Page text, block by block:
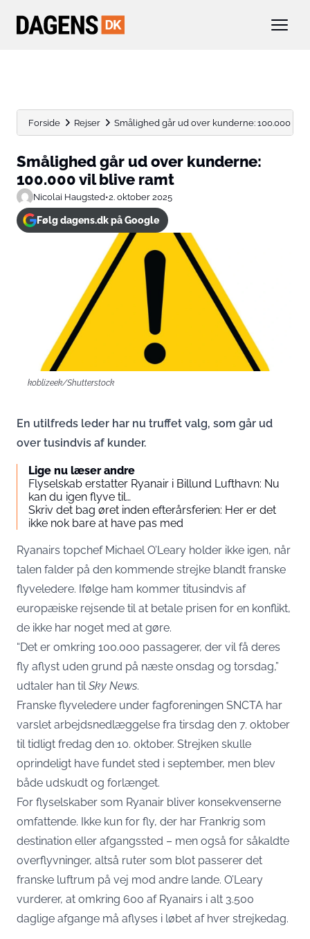
Forside Rejser Smålighed går ud over kunderne: 100.000 vil
Smålighed går ud over kunderne:
100.000 vil blive ramt
Nicolai Haugsted•2. oktober 2025
Følg dagens.dk på Google
koblizeek/Shutterstock
En utilfreds leder har nu truffet valg, som går ud
over tusindvis af kunder.
Lige nu læser andre
Flyselskab erstatter Ryanair i Billund Lufthavn: Nu
kan du igen flyve til…
Skriv det bag øret inden efterårsferien: Her er det
ikke nok bare at have pas med
Ryanairs topchef Michael O’Leary holder ikke igen, når
talen falder på den kommende strejke blandt franske
flyveledere. Ifølge ham kommer titusindvis af
europæiske rejsende til at betale prisen for en konflikt,
de ikke har noget med at gøre.
“Det er omkring 100.000 passagerer, der vil få deres
fly aflyst uden grund på næste onsdag og torsdag,”
udtaler han tilSky News.
Franske flyveledere under fagforeningen SNCTA har
varslet arbejdsnedlæggelse fra tirsdag den 7. oktober
til tidligt fredag den 10. oktober. Strejken skulle
oprindeligt have fundet sted i september, men blev
både udskudt og forlænget.
For flyselskaber som Ryanair bliver konsekvenserne
omfattende. Ikke kun for fly, der har Frankrig som
destination eller afgangssted – men også for såkaldte
overflyvninger, altså ruter som blot passerer det
franske luftrum på vej mod andre lande. O’Leary
vurderer, at omkring 600 af Ryanairs i alt 3.500
daglige afgange må aflyses i løbet af hver strejkedag.